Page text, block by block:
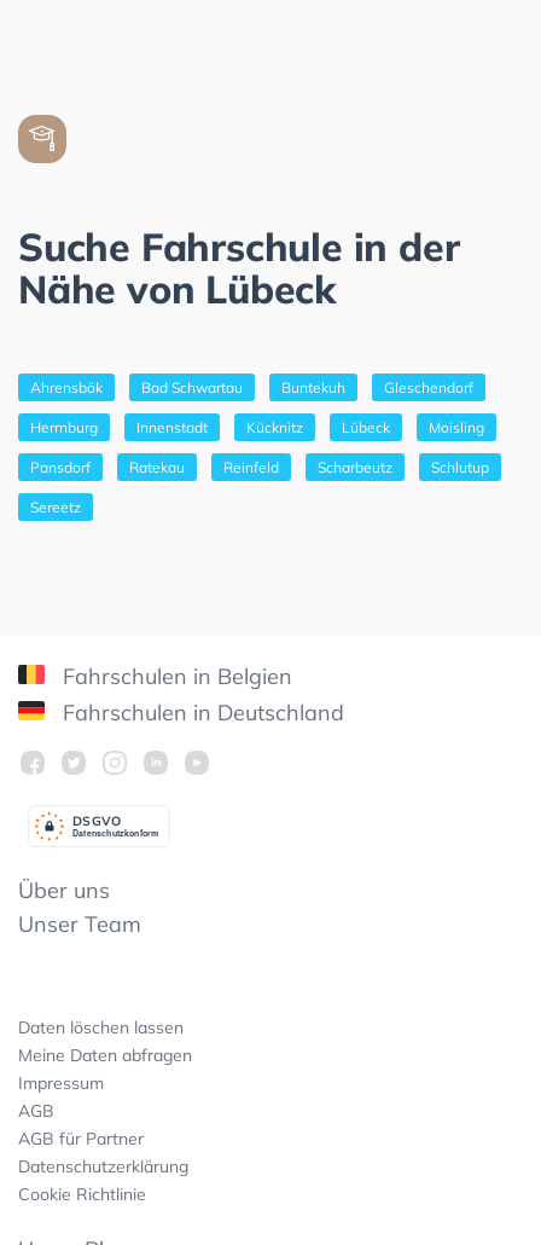
Suche Fahrschule in der
Nähe von Lübeck
Ahrensbök Bad Schwartau Buntekuh Gleschendorf
Herrnburg Innenstadt Kücknitz Lübeck Moisling
Pansdorf Ratekau Reinfeld Scharbeutz Schlutup
Sereetz
Fahrschulen in Belgien
Fahrschulen in Deutschland
Datenschutzkonform
DSGVO
Über uns
Unser Team
Daten löschen lassen
Meine Daten abfragen
Impressum
AGB
AGB für Partner
Datenschutzerklärung
Cookie Richtlinie